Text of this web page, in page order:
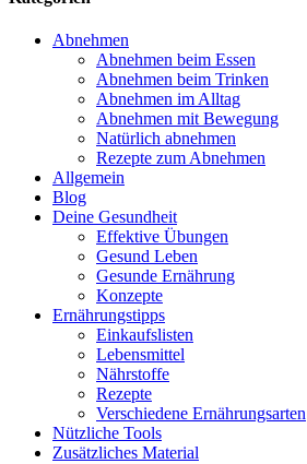
Abnehmen
Abnehmen beim Essen
Abnehmen beim Trinken
Abnehmen im Alltag
Abnehmen mit Bewegung
Natürlich abnehmen
Rezepte zum Abnehmen
Allgemein
Blog
Deine Gesundheit
Effektive Übungen
Gesund Leben
Gesunde Ernährung
Konzepte
Ernährungstipps
Einkaufslisten
Lebensmittel
Nährstoffe
Rezepte
Verschiedene Ernährungsarten
Nützliche Tools
Zusätzliches Material